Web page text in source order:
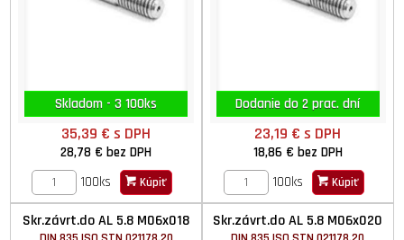
Skladom - 3 100ks
35,39 €s DPH
28,78 €bez DPH
100ks
Kúpiť
Dodanie do 2 prac. dní
23,19 €s DPH
18,86 € bez DPH
100ks
Kúpiť
Skr.závrt.do AL 5.8 M06x018 Skr.závrt.do AL 5.8 M06x020